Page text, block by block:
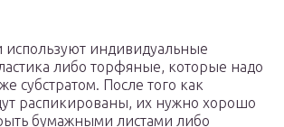
используют индивидуальные
либо торфяные, которые надо
субстратом. После того как
распикированы, их нужно хорошо
бумажными листами либо